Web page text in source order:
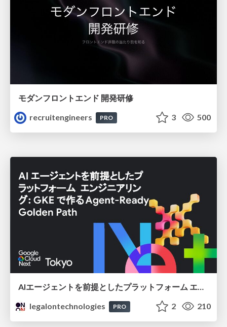
モダンフロントエンド 開発研修
recruitengineers
PRO 3 500
AIエージェントを前提としたプラットフォーム エンジニアリング：GKEで作るAgent-Ready Golden Path
legalontechnologies
PRO 2 210